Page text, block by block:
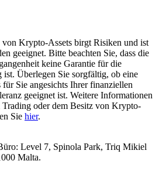
Krypto-Assets birgt Risiken und ist
geeignet. Bitte beachten Sie, dass die
keine Garantie für die
Überlegen Sie sorgfältig, ob eine
Sie angesichts Ihrer finanziellen
geeignet ist. Weitere Informationen
oder dem Besitz von Krypto-
Sie hier.
Level 7, Spinola Park, Triq Mikiel
Malta.